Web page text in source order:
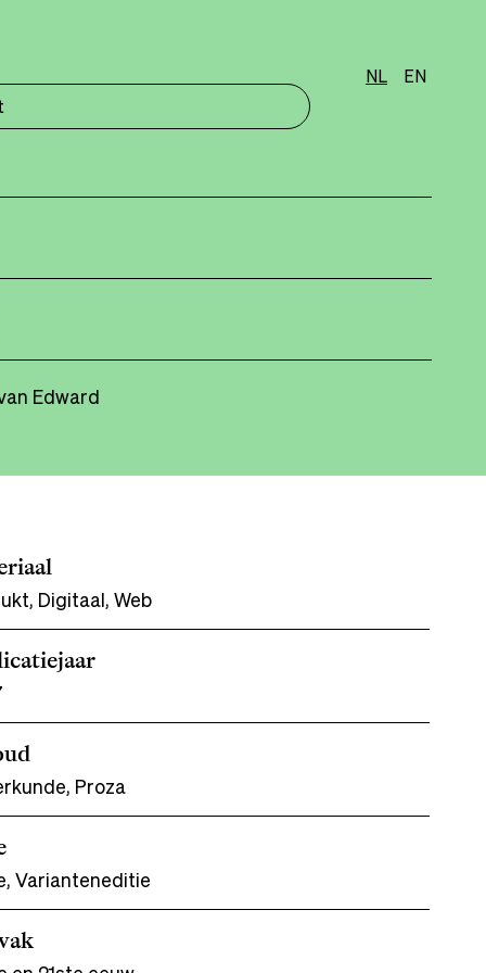
NL EN
Edward
Digitaal, Web
Proza
Varianteneditie